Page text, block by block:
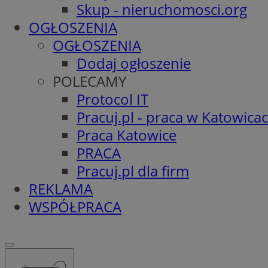
Skup - nieruchomosci.org
OGŁOSZENIA
OGŁOSZENIA
Dodaj ogłoszenie
POLECAMY
Protocol IT
Pracuj.pl - praca w
Praca Katowice
PRACA
Pracuj.pl dla firm
REKLAMA
WSPÓŁPRACA